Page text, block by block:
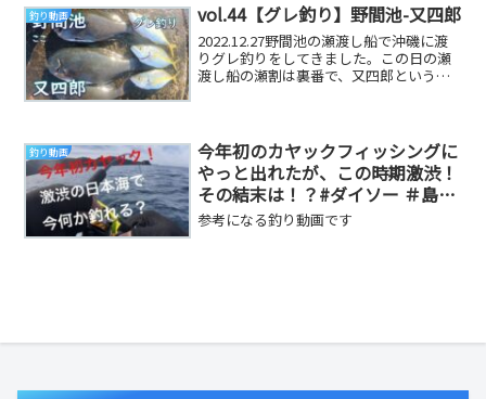
釣り動画 vol.44【グレ釣り】野間池-又四郎
2022.12.27野間池の瀬渡し船で沖磯に渡
りグレ釣りをしてきました。この日の瀬
渡し船の瀬割は裏番で、又四郎という瀬
釣り動画
今年初のカヤックフィッシングに
やっと出れたが、この時期激渋！
その結末は！？#ダイソー ＃島根
半島#山陰 #釣り
参考になる釣り動画です